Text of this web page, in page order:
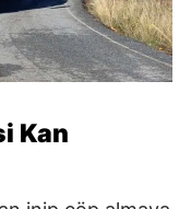
Kan